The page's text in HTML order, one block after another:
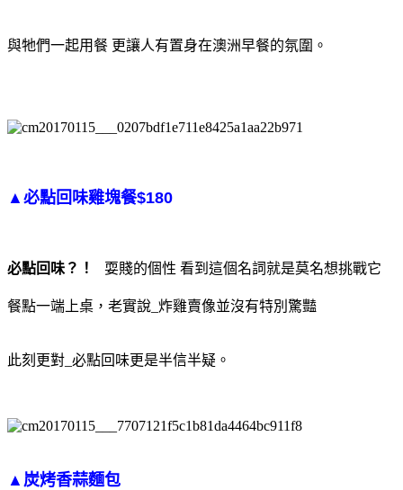
與牠們一起用餐 更讓人有置身在澳洲早餐的氛圍。
▲必點回味雞塊餐$180
必點回味？！ 耍賤的個性 看到這個名詞就是莫名想挑戰它
餐點一端上桌，老實說_炸雞賣像並沒有特別驚豔
此刻更對_必點回味更是半信半疑。
▲炭烤香蒜麵包